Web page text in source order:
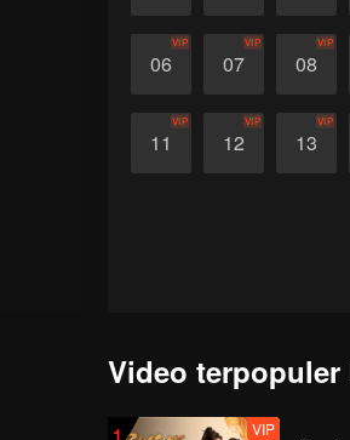
06
VIP
07
VIP
08
VIP
11
VIP
12
VIP
13
VIP
Video
VIP